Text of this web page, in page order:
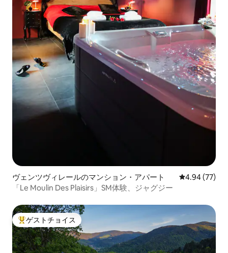
ヴェンツヴィレールのマンション・アパート レビュー77
4.94 (77)
「Le Moulin Des Plaisirs」SM体験、ジャグジー
大好評のゲストチョイスです。
ゲストチョイス